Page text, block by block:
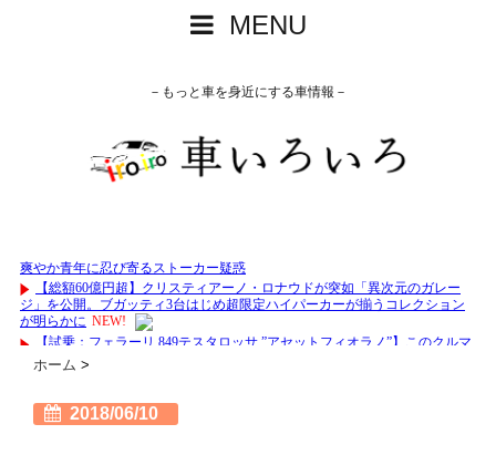
MENU
－もっと車を身近にする車情報－
ホーム >
2018/06/10